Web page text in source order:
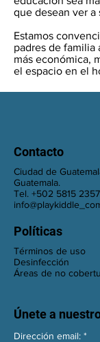
que desean ver a
Estamos
padres de
más económica,
el espacio en el
Ciudad de
Guatemala.
Tel. +502 5815 2357
Contacto
Términos de uso
Desinfección
Áreas de no
Políticas
Únete a
Dirección email: